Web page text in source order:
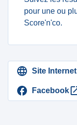
pour une ou
Score'n'co.
Site Internet
Facebook